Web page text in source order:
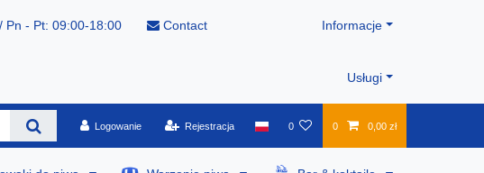
Pn - Pt: 09:00-18:00 Contact Informacje
Usługi
Logowanie Rejestracja 0 0 0,00 zł